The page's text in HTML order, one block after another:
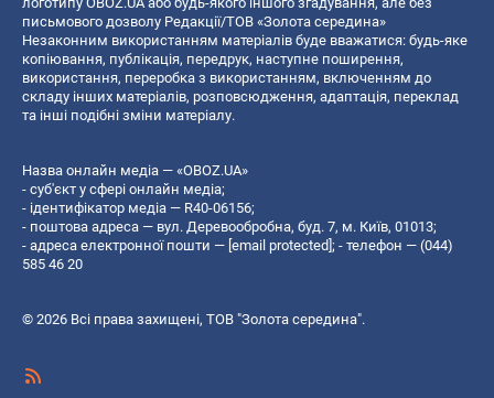
письмового дозволу Редакції/ТОВ «Золота середина»
Незаконним використанням матеріалів буде вважатися: будь-яке
копiювання, публiкацiя, передрук, наступне поширення,
використання, переробка з використанням, включенням до
складу інших матеріалів, розповсюдження, адаптація, переклад
та інші подібні зміни матеріалу.
Назва онлайн медіа — «OBOZ.UA»
- суб'єкт у сфері онлайн медіа;
- ідентифікатор медіа — R40-06156;
- поштова адреса — вул. Деревообробна, буд. 7, м. Київ, 01013;
- адреса електронної пошти — [email protected] ; - телефон — (044)
585 46 20
© 2026 Всі права захищені, ТОВ "Золота середина".